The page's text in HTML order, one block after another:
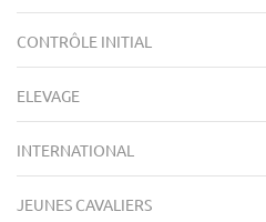
CONTRÔLE INITIAL
ELEVAGE
INTERNATIONAL
JEUNES CAVALIERS